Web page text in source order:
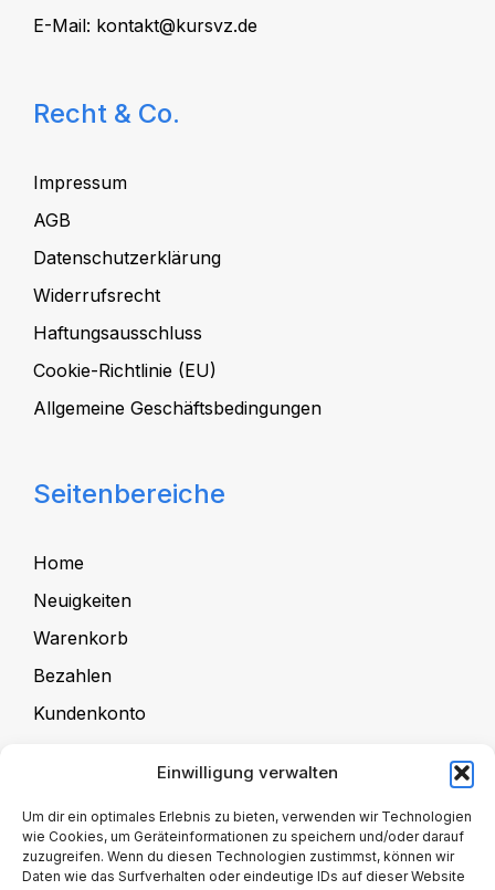
Einwilligung verwalten
Um dir ein optimales Erlebnis zu bieten, verwenden wir Technologien
wie Cookies, um Geräteinformationen zu speichern und/oder darauf
zuzugreifen. Wenn du diesen Technologien zustimmst, können wir
Daten wie das Surfverhalten oder eindeutige IDs auf dieser Website
E-Mail: kontakt@kursvz.de
Recht & Co.
Impressum
AGB
Datenschutzerklärung
Widerrufsrecht
Haftungsausschluss
Cookie-Richtlinie (EU)
Allgemeine Geschäftsbedingungen
Seitenbereiche
Home
Neuigkeiten
Warenkorb
Bezahlen
Kundenkonto
Kursangebote